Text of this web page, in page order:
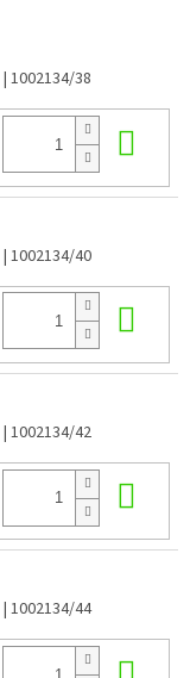
| 1002134/38
| 1002134/40
| 1002134/42
| 1002134/44